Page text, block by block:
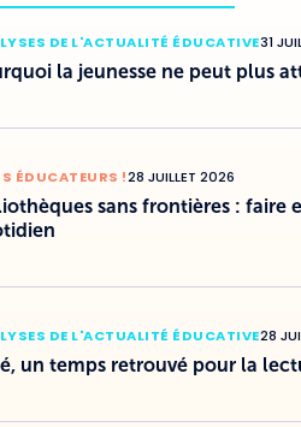
DE L'ACTUALITÉ ÉDUCATIVE31
la jeunesse ne peut plus
ÉDUCATEURS !28 JUILLET 2026
sans frontières : faire
DE L'ACTUALITÉ ÉDUCATIVE28
un temps retrouvé pour la